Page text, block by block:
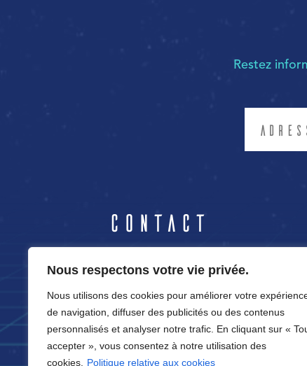
Nous respectons votre vie privée.
Nous utilisons des cookies pour améliorer votre
de navigation, diffuser des publicités ou des contenus
personnalisés et analyser notre trafic. En cliquant sur «
accepter », vous consentez à notre utilisation des
cookies.
Politique relative aux cookies
Restez
Contact
04.50.86.37.89
contact@cortexvirtual.fr
12 rue Germain
Sommeiller
74100 Annemasse